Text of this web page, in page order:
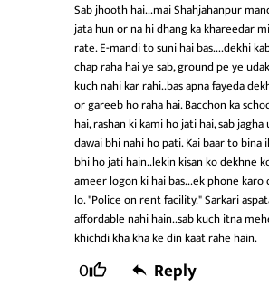
Sab jhooth hai...mai Shahjahanpur
jata hun or na hi dhang ka khareedar
rate. E-mandi to suni hai bas....dekhi
chap raha hai ye sab, ground pe ye
kuch nahi kar rahi..bas apna fayeda
or gareeb ho raha hai. Bacchon ka
hai, rashan ki kami ho jati hai, sab
dawai bhi nahi ho pati. Kai baar to bina
bhi ho jati hain..lekin kisan ko dekhne
ameer logon ki hai bas...ek phone
lo. "Police on rent facility." Sarkari
affordable nahi hain..sab kuch itna
khichdi kha kha ke din kaat rahe hain.
0 Reply